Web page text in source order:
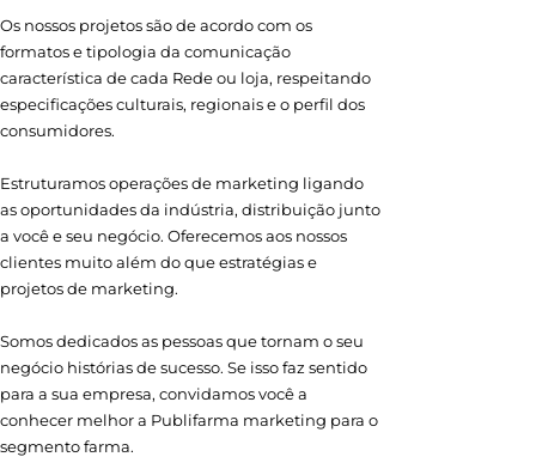
Os nossos projetos são de acordo com os
formatos e tipologia da comunicação
característica de cada Rede ou loja, respeitando
especificações culturais, regionais e o perfil dos
consumidores.
Estruturamos operações de marketing ligando
as oportunidades da indústria, distribuição junto
a você e seu negócio. Oferecemos aos nossos
clientes muito além do que estratégias e
projetos de marketing.
Somos dedicados as pessoas que tornam o seu
negócio histórias de sucesso. Se isso faz sentido
para a sua empresa, convidamos você a
conhecer melhor a Publifarma marketing para o
segmento farma.